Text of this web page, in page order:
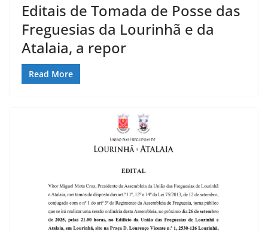
Editais de Tomada de Posse das
Freguesias da Lourinhã e da
Atalaia, a repor
Read More